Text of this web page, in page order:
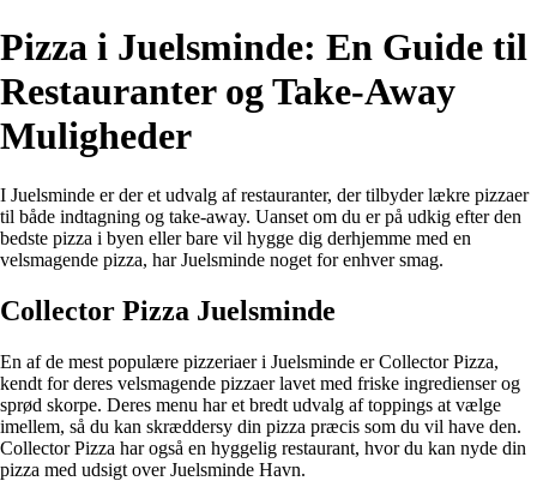
Pizza i Juelsminde: En Guide til
Restauranter og Take-Away
Muligheder
I Juelsminde er der et udvalg af restauranter, der tilbyder lækre pizzaer
til både indtagning og take-away. Uanset om du er på udkig efter den
bedste pizza i byen eller bare vil hygge dig derhjemme med en
velsmagende pizza, har Juelsminde noget for enhver smag.
Collector Pizza Juelsminde
En af de mest populære pizzeriaer i Juelsminde er Collector Pizza,
kendt for deres velsmagende pizzaer lavet med friske ingredienser og
sprød skorpe. Deres menu har et bredt udvalg af toppings at vælge
imellem, så du kan skræddersy din pizza præcis som du vil have den.
Collector Pizza har også en hyggelig restaurant, hvor du kan nyde din
pizza med udsigt over Juelsminde Havn.